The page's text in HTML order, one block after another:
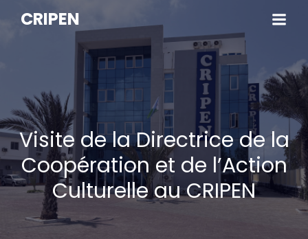
CRIPEN
Visite de la Directrice de la
Coopération et de l’Action
Culturelle au CRIPEN